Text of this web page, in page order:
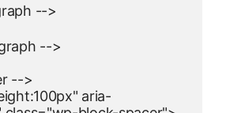
-->
-->
-->
aria-